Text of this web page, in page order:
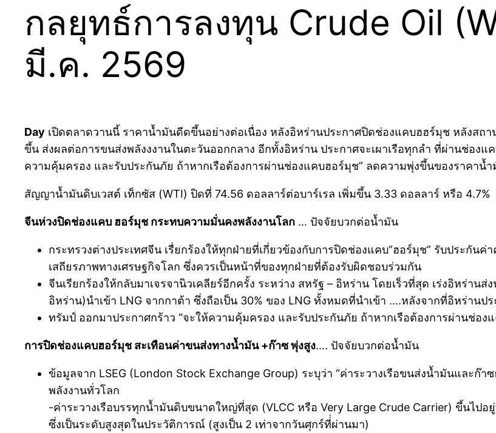
กลยุทธ์การลงทุน Crude Oil
มี.ค. 2569
Day เปิดตลาดวานนี้ ราคาน้ำมันดีดขึ้นอย่างต่อเนื่อง หลังอิหร่านประกาศปิดช่องแคบฮฮร์มุช หลังสถ
ขึ้น ส่งผลต่อการขนส่งพลังงงานในตะวันออกกลาง อีกทั้งอิหร่าน ประกาศจะเผาเรือทุกลำ ที่ผ่านช่อง
ความคุ้มครอง และรับประกันภัย ถ้าหากเรือต้องการผ่านช่องแคบฮอร์มุช” ลดความพุ่งขึ้นของราคาน้ำ
สัญญาน้ำมันดิบเวสต์ เท็กซัส (WTI) ปิดที่ 74.56 ดอลลาร์ต่อบาร์เรล เพิ่มขึ้น 3.33 ดอลลาร์ หรือ
จีนห่วงปิดช่องแคบ ฮอร์มุช กระทบความมั่นคงพลังงานโลก … ปัจจัยบวกต่อน้ำมัน
กระทรวงต่างประเทศจีน เรื่ยกร้องให้ทุกฝ่ายที่เกี่ยวข้องกับการปิดช่องแคบ”ฮอร์มุช” รับประกัน
เสถียรภาพทางเศรษฐกิจโลก ซึ่งควรเป็นหน้าที่ของทุกฝ่ายที่ต้องรับผิดชอบร่วมกัน
จีนเรียกร้องให้กลับมาเจรจานิวเคลียร์อีกครั้ง ระหว่าง สหรัฐ – อิหร่าน โดยเร็วที่สุด เร่งอิหร่า
อิหร่าน)นำเข้า LNG จากกาต้า ซึ่งถือเป็น 30% ของ LNG ทั้งหมดที่นำเข้า ….หลังจากที่อิหร่านป
ทรัมป์ ออกมาประกาศกร้าว “จะให้ความคุ้มครอง และรับประกันภัย ถ้าหากเรือต้องการผ่านช่อง
การปิดช่องแคบฮอร์มุช สะเทือนค่าขนส่งทางน้ำมัน +ก๊าซ พุ่งสูง…. ปัจจัยบวกต่อน้ำมัน
ข้อมูลจาก LSEG (London Stock Exchange Group) ระบุว่า “ค่าระวางเรือขนส่งน้ำมันและก๊
พลังงานทั่วโลก
-ค่าระวางเรือบรรทุกน้ำมันดิบขนาดใหญ่ที่สุด (VLCC หรือ Very Large Crude Carrier) ขึ้นไป
ซึ่งเป็นระดับสูงสุดในประวัติการณ์ (สูงเป็น 2 เท่าจากวันศุกร์ที่่ผ่านมา)